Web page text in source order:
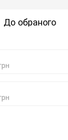
До обраного